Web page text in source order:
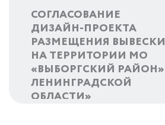
СОГЛАСОВАНИЕ
ДИЗАЙН-ПРОЕКТА
РАЗМЕЩЕНИЯ ВЫВЕСКИ
НА ТЕРРИТОРИИ МО
«ВЫБОРГСКИЙ РАЙОН»
ЛЕНИНГРАДСКОЙ
ОБЛАСТИ»